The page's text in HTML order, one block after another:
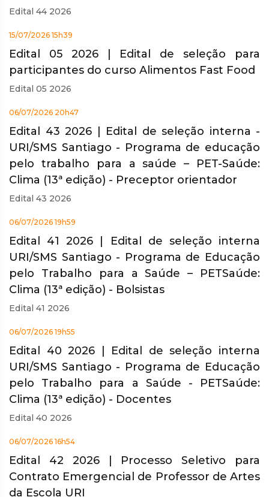
Edital 44 2026
15/07/2026 15h39
Edital 05 2026 | Edital de seleção para
participantes do curso Alimentos Fast Food
Edital 05 2026
06/07/2026 20h47
Edital 43 2026 | Edital de seleção interna -
URI/SMS Santiago - Programa de educação
pelo trabalho para a saúde – PET-Saúde:
Clima (13ª edição) - Preceptor orientador
Edital 43 2026
06/07/2026 19h59
Edital 41 2026 | Edital de seleção interna
URI/SMS Santiago - Programa de Educação
pelo Trabalho para a Saúde – PETSaúde:
Clima (13ª edição) - Bolsistas
Edital 41 2026
06/07/2026 19h55
Edital 40 2026 | Edital de seleção interna
URI/SMS Santiago - Programa de Educação
pelo Trabalho para a Saúde - PETSaúde:
Clima (13ª edição) - Docentes
Edital 40 2026
06/07/2026 16h54
Edital 42 2026 | Processo Seletivo para
Contrato Emergencial de Professor de Artes
da Escola URI